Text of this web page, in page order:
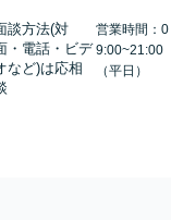
談方法(対
・電話・ビデ
など)は応相
営業時間：0
9:00~21:00
（平日）